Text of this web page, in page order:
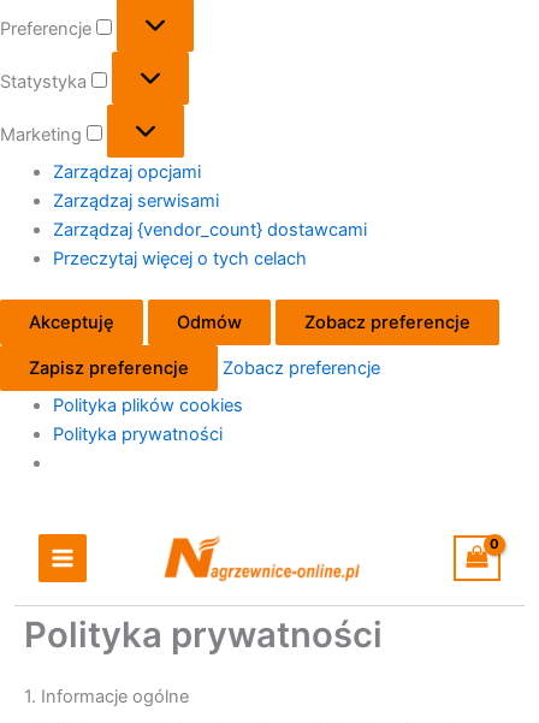
Preferencje
Statystyka
Marketing
Zarządzaj opcjami
Zarządzaj serwisami
Zarządzaj {vendor_count} dostawcami
Przeczytaj więcej o tych celach
Akceptuję Odmów Zobacz preferencje
Zapisz preferencje
Zobacz preferencje
Polityka plików cookies
Polityka prywatności
Polityka prywatności
1. Informacje ogólne